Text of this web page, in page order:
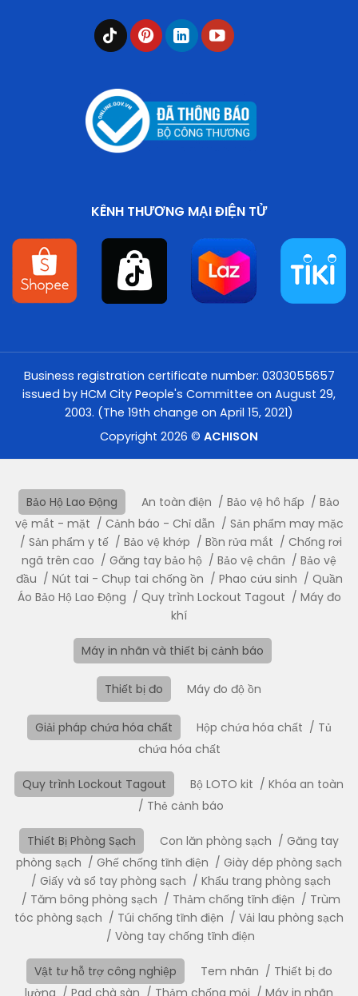
KÊNH THƯƠNG MẠI ĐIỆN TỬ
Business registration certificate number: 0303055657
issued by HCM City People's Committee on August 29,
2003. (The 19th change on April 15, 2021)
Copyright 2026 © ACHISON
Bảo Hộ Lao Động An toàn điện Bảo vệ hô hấp
Bảo
vệ mắt - mặt
Cảnh báo - Chỉ dẫn
Sản phẩm may mặc
Sản phẩm y tế
Bảo vệ khớp Bồn rửa mắt
Chống rơi
ngã trên cao
Găng tay bảo hộ Bảo vệ chân
Bảo vệ
đầu
Nút tai - Chụp tai chống ồn Phao cứu sinh
Quần
Áo Bảo Hộ Lao Động
Quy trình Lockout Tagout
Máy đo
khí
Máy in nhãn và thiết bị cảnh báo
Thiết bị đo Máy đo độ ồn
Giải pháp chứa hóa chất Hộp chứa hóa chất
Tủ
chứa hóa chất
Quy trình Lockout Tagout Bộ LOTO kit
Khóa an toàn
Thẻ cảnh báo
Thiết Bị Phòng Sạch Con lăn phòng sạch
Găng tay
phòng sạch
Ghế chống tĩnh điện
Giày dép phòng sạch
Giấy và sổ tay phòng sạch
Khẩu trang phòng sạch
Tăm bông phòng sạch
Thảm chống tĩnh điện
Trùm
tóc phòng sạch
Túi chống tĩnh điện
Vải lau phòng sạch
Vòng tay chống tĩnh điện
Vật tư hỗ trợ công nghiệp Tem nhãn
Thiết bị đo